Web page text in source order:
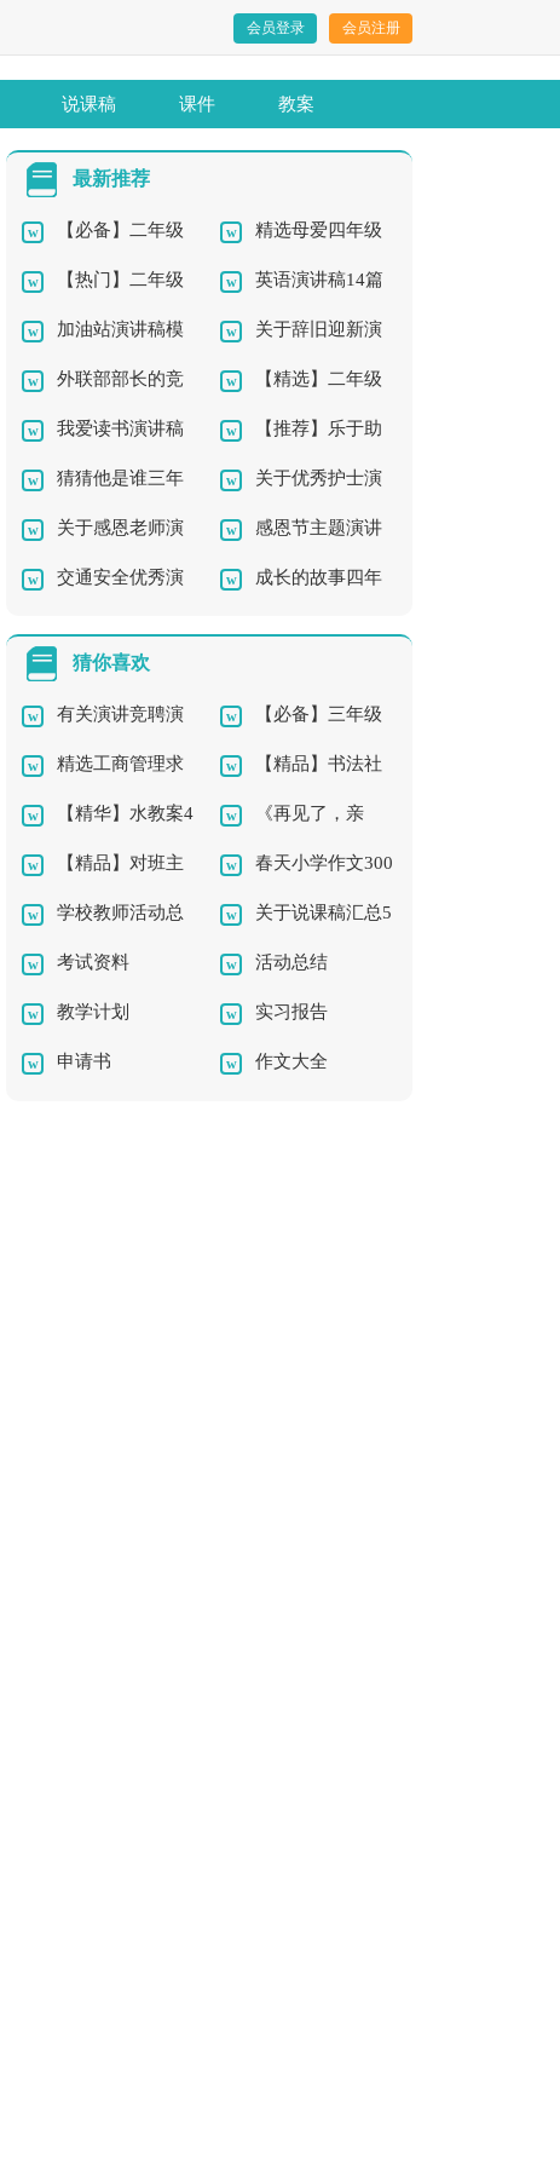
会员登录 会员注册
说课稿 课件 教案
最新推荐
【必备】二年级
作文300字集锦7篇
精选母爱四年级
作文集合七篇
【热门】二年级
我的作文4篇
英语演讲稿14篇
加油站演讲稿模
板合集8篇
关于辞旧迎新演
讲稿七篇
外联部部长的竞
选演讲稿
【精选】二年级
草的作文合集七篇
我爱读书演讲稿
集锦七篇
【推荐】乐于助
人的二年级作文300字
三篇
猜猜他是谁三年
级作文
关于优秀护士演
讲稿模板集合八篇
关于感恩老师演
讲稿模板集锦5篇
感恩节主题演讲
稿
交通安全优秀演 成长的故事四年
猜你喜欢
有关演讲竞聘演
讲稿模板集合五篇
【必备】三年级
的作文300字合集5篇
精选工商管理求
职信3篇
【精品】书法社
团及活动总结三篇
【精华】水教案4
篇
《再见了，亲
人》教学反思
【精品】对班主
任的工作计划汇编八
篇
春天小学作文300
字三篇
学校教师活动总
结3篇
关于说课稿汇总5
篇
考试资料 活动总结
教学计划 实习报告
申请书 作文大全